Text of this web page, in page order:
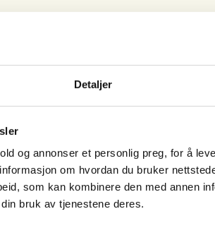
Detaljer
og annonser et personlig preg, for å
om hvordan du bruker
som kan kombinere den med annen
bruk av tjenestene deres.
umerkede og
drikke. Klær etter